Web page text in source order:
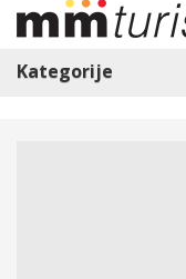
Kategorije